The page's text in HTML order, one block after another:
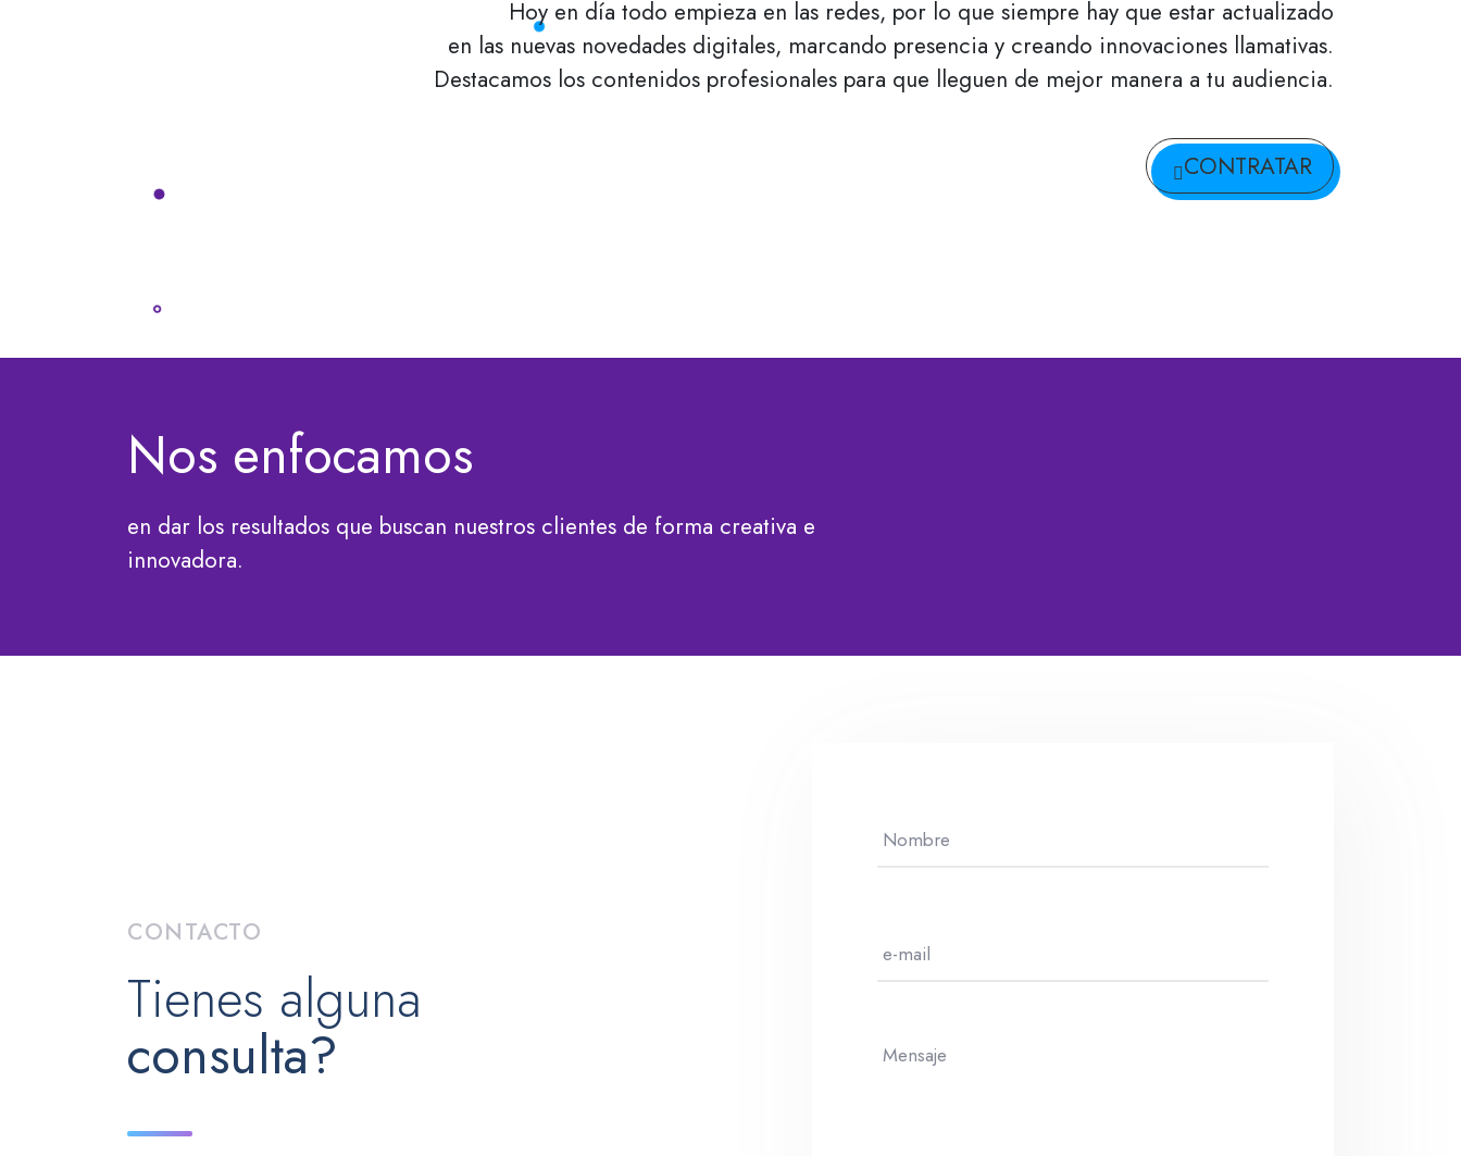
Hoy en día todo empieza en las redes, por lo que siempre hay que estar actualizado
en las nuevas novedades digitales, marcando presencia y creando innovaciones llamativas.
Destacamos los contenidos profesionales para que lleguen de mejor manera a tu audiencia.
CONTRATAR
Nos enfocamos
en dar los resultados que buscan nuestros clientes de forma creativa e
innovadora.
CONTACTO
Tienes alguna
consulta?